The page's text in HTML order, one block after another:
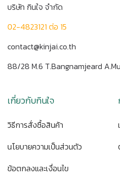
บริษัท กินใจ จำกัด
02-4823121 ต่อ 15
contact@kinjai.co.th
88/28 M.6 T.Bangnamjeard
เกี่ยวกับกินใจ
วิธีการสั่งซื้อสินค้า
นโยบายความเป็นส่วนตัว
ข้อตกลงและเงื่อนไข